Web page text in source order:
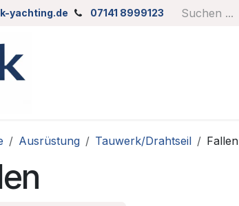
yachting.de 07141 8999123
Ausrüstung Tauwerk/Drahtseil Fallen